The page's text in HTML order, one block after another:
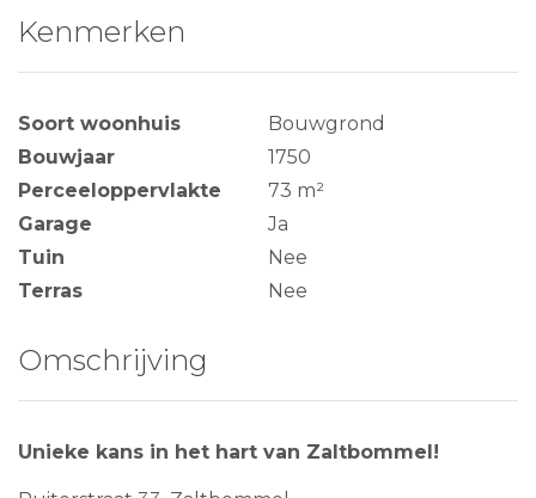
Kenmerken
Soort woonhuis
Bouwgrond
Bouwjaar
1750
Perceeloppervlakte
73 m²
Garage
Ja
Tuin
Nee
Terras
Nee
Omschrijving
Unieke kans in het hart van Zaltbommel!